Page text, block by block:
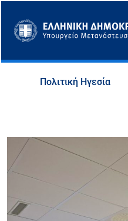
στο
περιεχόμενο
Πολιτική Ηγεσία